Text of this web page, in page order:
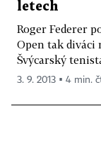
letech
Roger Federer
Open tak diváci
Švýcarský
3. 9. 2013 ▪ 4 min.